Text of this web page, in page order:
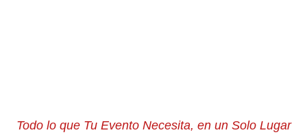
Todo lo que Tu Evento Necesita, en un Solo Lugar